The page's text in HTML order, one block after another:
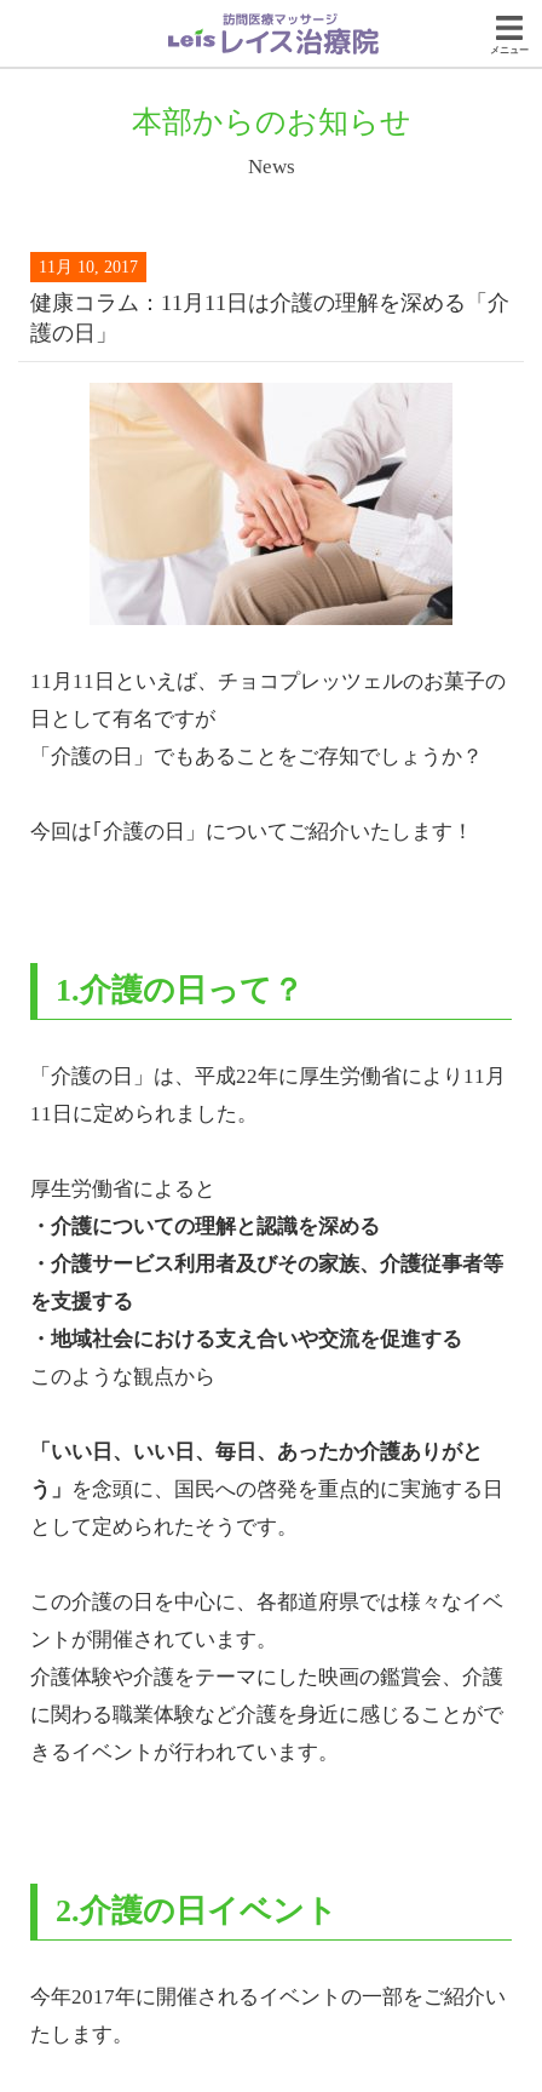
メニュー
本部からのお知らせ
News
11月 10, 2017
健康コラム：11月11日は介護の理解を深める「介
護の日」
11月11日といえば、チョコプレッツェルのお菓子の
日として有名ですが
「介護の日」でもあることをご存知でしょうか？
今回は｢介護の日」についてご紹介いたします！
1.介護の日って？
「介護の日」は、平成22年に厚生労働省により11月
11日に定められました。
厚生労働省によると
・介護についての理解と認識を深める
・介護サービス利用者及びその家族、介護従事者等
を支援する
・地域社会における支え合いや交流を促進する
このような観点から
「いい日、いい日、毎日、あったか介護ありがと
う」 を念頭に、国民への啓発を重点的に実施する日
として定められたそうです。
この介護の日を中心に、各都道府県では様々なイベ
ントが開催されています。
介護体験や介護をテーマにした映画の鑑賞会、介護
に関わる職業体験など介護を身近に感じることがで
きるイベントが行われています。
2.介護の日イベント
今年2017年に開催されるイベントの一部をご紹介い
たします。